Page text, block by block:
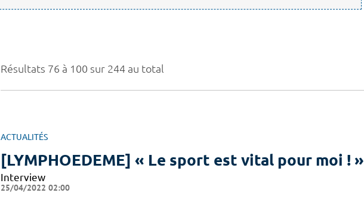
Résultats 76 à 100 sur 244 au total
ACTUALITÉS
[LYMPHOEDEME] « Le sport est vital pour moi ! »
Interview
25/04/2022 02:00